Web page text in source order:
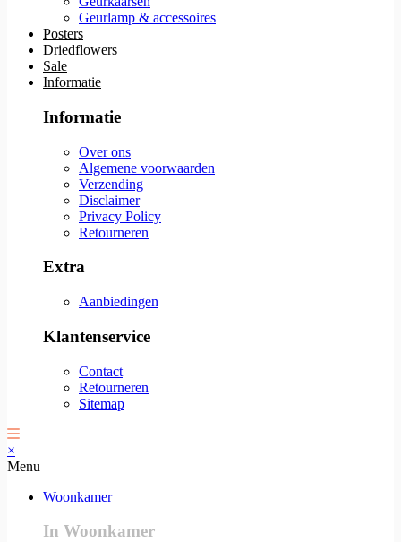
Geurlamp & accessoires
Posters
Driedflowers
Sale
Informatie
Informatie
Over ons
Algemene voorwaarden
Verzending
Disclaimer
Privacy Policy
Retourneren
Extra
Aanbiedingen
Klantenservice
Contact
Retourneren
Sitemap
×
Menu
Woonkamer
In Woonkamer